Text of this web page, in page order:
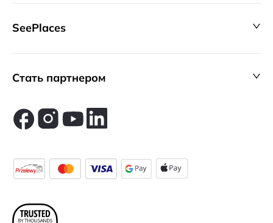
SeePlaces
Стать партнером